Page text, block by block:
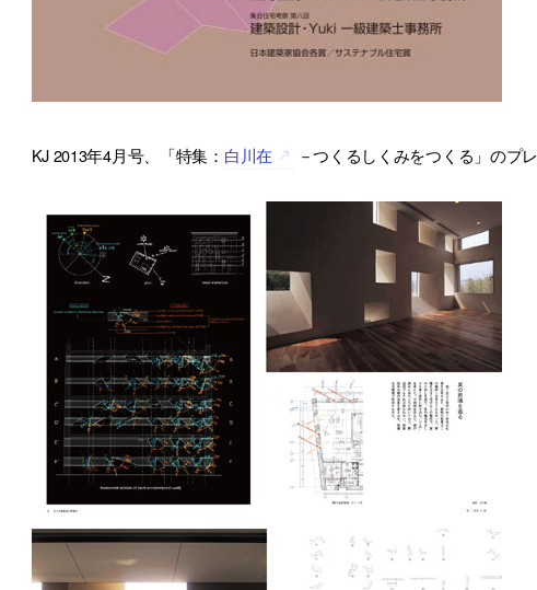
KJ 2013年4月号、「特集： 白川在 －つくるしくみをつくる」のプ